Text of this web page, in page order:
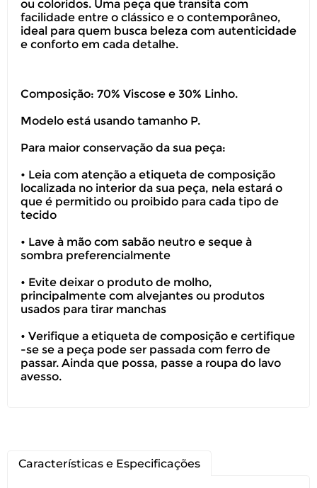
Você pode devolver este
produto gratuitamente.
Você possui até 07 dias corridos, após o
recebimento do produto, para solicitar
a troca ou devolução caso seu produto
É importante revisar aspolíticas de
devolução.
ou coloridos. Uma peça que transita com
facilidade entre o clássico e o contemporâneo,
ideal para quem busca beleza com autenticidade
e conforto em cada detalhe.
Composição: 70% Viscose e 30% Linho.
Modelo está usando tamanho P.
Para maior conservação da sua peça:
• Leia com atenção a etiqueta de composição
localizada no interior da sua peça, nela estará o
que é permitido ou proibido para cada tipo de
tecido
• Lave à mão com sabão neutro e seque à
sombra preferencialmente
• Evite deixar o produto de molho,
principalmente com alvejantes ou produtos
usados para tirar manchas
• Verifique a etiqueta de composição e certifique
-se se a peça pode ser passada com ferro de
passar. Ainda que possa, passe a roupa do lavo
avesso.
Características e Especificações